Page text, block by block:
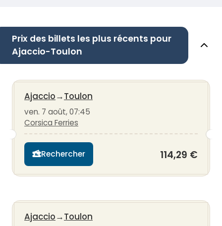
Prix des billets les plus récents pour
Ajaccio-Toulon
Ajaccio→Toulon
ven. 7 août, 07:45
Corsica Ferries
Rechercher 114,29 €
Ajaccio→Toulon